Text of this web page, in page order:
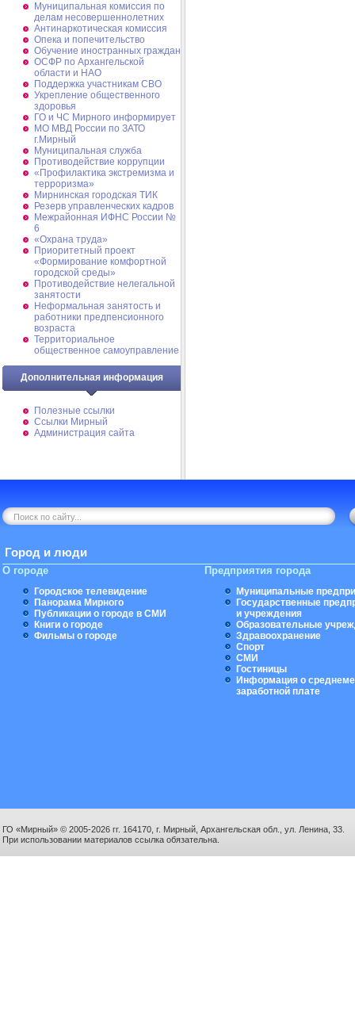
Муниципальная комиссия по
делам несовершеннолетних
Антинаркотическая комиссия
Опека и попечительство
Обучение иностранных граждан
ОСФР по Архангельской
области и НАО
Поддержка участникам СВО
Укрепление общественного
здоровья
ГО и ЧС Мирного информирует
МО МВД России по ЗАТО
г.Мирный
Муниципальная cлужба
Противодействие коррупции
«Профилактика экстремизма и
терроризма»
Мирнинская городская ТИК
Резерв управленческих кадров
Межрайонная ИФНС России №
6
«Охрана труда»
Приоритетный проект
«Формирование комфортной
городской среды»
Противодействие нелегальной
занятости
Неформальная занятость и
работники предпенсионного
возраста
Территориальное
общественное самоуправление
Дополнительная информация
Полезные ссылки
Ссылки Мирный
Администрация сайта
Город и люди
О городе
Городское телевидение
Панорама Мирного
Публикации о городе в СМИ
Книги о городе
Фильмы о городе
Предприятия города
Муниципальные
Государственные
и учреждения
Образовательные
Здравоохранение
Спорт
СМИ
Гостиницы
Информация о
заработной плате
ГО «Мирный» © 2005-2026 гг. 164170, г. Мирный, Архангельская обл., ул. Ленина, 33.
При использовании материалов ссылка обязательна.